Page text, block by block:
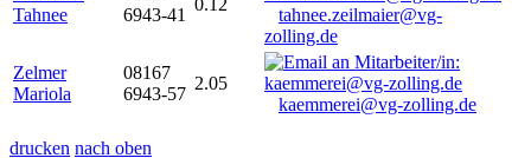
Tahnee
6943-41
0.12
tahnee.zeilmaier@vg-
zolling.de
Zelmer
Mariola
08167
6943-57
2.05
kaemmerei@vg-zolling.de
drucken nach oben